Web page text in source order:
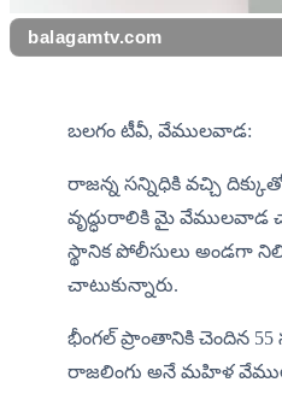
balagamtv.com
బలగం టీవీ,​ వేములవాడ:
రాజన్న సన్నిధికి వచ్చి
వృద్ధురాలికి మై వేములవాడ
స్థానిక పోలీసులు అండగా
చాటుకున్నారు.
​భీంగల్ ప్రాంతానికి చెందిన 55
రాజలింగు అనే మహిళ